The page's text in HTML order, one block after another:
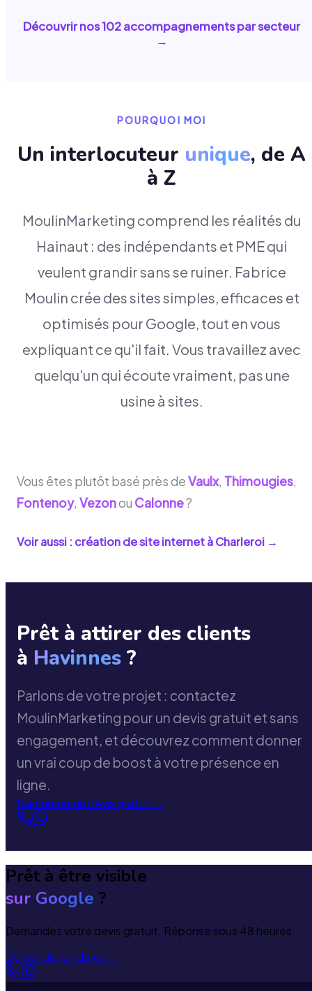
Découvrir nos102accompagnements par secteur
→
POURQUOI MOI
Un interlocuteur unique, de A
à Z
MoulinMarketing comprend les réalités du
Hainaut : des indépendants et PME qui
veulent grandir sans se ruiner. Fabrice
Moulin crée des sites simples, efficaces et
optimisés pour Google, tout en vous
expliquant ce qu'il fait. Vous travaillez avec
quelqu'un qui écoute vraiment, pas une
usine à sites.
Vous êtes plutôt basé près deVaulx, Thimougies,
Fontenoy, Vezonou Calonne?
Voir aussi : création de site internet àCharleroi →
Prêt à attirer des clients
à Havinnes ?
Parlons de votre projet : contactez
MoulinMarketing pour un devis gratuit et sans
engagement, et découvrez comment donner
un vrai coup de boost à votre présence en
ligne.
Demander un devis gratuit→
Prêt à être visible
sur Google ?
Demandez votre devis gratuit. Réponse sous 48 heures.
Demander un devis→